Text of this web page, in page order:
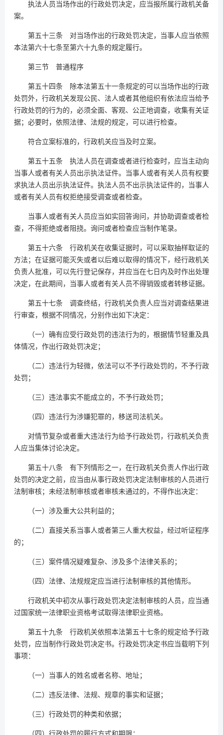
执法人员当场作出的行政处罚决定，应当报所属行政机关备
案。
第五十三条 对当场作出的行政处罚决定，当事人应当依照
本法第六十七条至第六十九条的规定履行。
第三节 普通程序
第五十四条 除本法第五十一条规定的可以当场作出的行政
处罚外，行政机关发现公民、法人或者其他组织有依法应当给予
行政处罚的行为的，必须全面、客观、公正地调查，收集有关证
据；必要时，依照法律、法规的规定，可以进行检查。
符合立案标准的，行政机关应当及时立案。
第五十五条 执法人员在调查或者进行检查时，应当主动向
当事人或者有关人员出示执法证件。当事人或者有关人员有权要
求执法人员出示执法证件。执法人员不出示执法证件的，当事人
或者有关人员有权拒绝接受调查或者检查。
当事人或者有关人员应当如实回答询问，并协助调查或者检
查，不得拒绝或者阻挠。询问或者检查应当制作笔录。
第五十六条 行政机关在收集证据时，可以采取抽样取证的
方法；在证据可能灭失或者以后难以取得的情况下，经行政机关
负责人批准，可以先行登记保存，并应当在七日内及时作出处理
决定，在此期间，当事人或者有关人员不得销毁或者转移证据。
第五十七条 调查终结，行政机关负责人应当对调查结果进
行审查，根据不同情况，分别作出如下决定：
（一）确有应受行政处罚的违法行为的，根据情节轻重及具
体情况，作出行政处罚决定；
（二）违法行为轻微，依法可以不予行政处罚的，不予行政
处罚；
（三）违法事实不能成立的，不予行政处罚；
（四）违法行为涉嫌犯罪的，移送司法机关。
对情节复杂或者重大违法行为给予行政处罚，行政机关负责
人应当集体讨论决定。
第五十八条 有下列情形之一，在行政机关负责人作出行政
处罚的决定之前，应当由从事行政处罚决定法制审核的人员进行
法制审核；未经法制审核或者审核未通过的，不得作出决定：
（一）涉及重大公共利益的；
（二）直接关系当事人或者第三人重大权益，经过听证程序
的；
（三）案件情况疑难复杂、涉及多个法律关系的；
（四）法律、法规规定应当进行法制审核的其他情形。
行政机关中初次从事行政处罚决定法制审核的人员，应当通
过国家统一法律职业资格考试取得法律职业资格。
第五十九条 行政机关依照本法第五十七条的规定给予行政
处罚，应当制作行政处罚决定书。行政处罚决定书应当载明下列
事项：
（一）当事人的姓名或者名称、地址；
（二）违反法律、法规、规章的事实和证据；
（三）行政处罚的种类和依据；